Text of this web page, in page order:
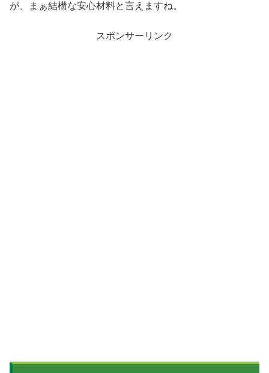
が、まぁ結構な安心材料と言えますね。
スポンサーリンク